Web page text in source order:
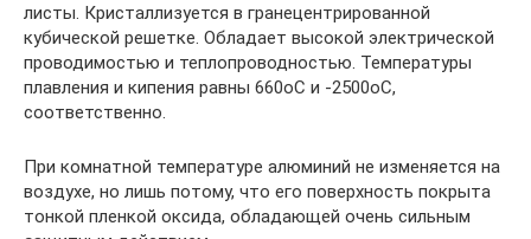
листы. Кристаллизуется в гранецентрированной
кубической решетке. Обладает высокой электрической
проводимостью и теплопроводностью. Температуры
плавления и кипения равны 660oС и -2500oС,
соответственно.
При комнатной температуре алюминий не изменяется на
воздухе, но лишь потому, что его поверхность покрыта
тонкой пленкой оксида, обладающей очень сильным